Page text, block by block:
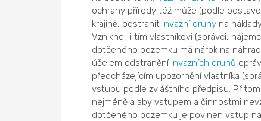
ochrany přírody též může (podle
krajině, odstranit invazní druhyna
Vznikne-li tím vlastníkovi (správci,
dotčeného pozemku má nárok na
účelem odstranění invazních druhů
předcházejícím upozornění vlastníka
vstupu podle zvláštního předpisu.
nejméně a aby vstupem a činnostmi
dotčeného pozemku je povinen vstup